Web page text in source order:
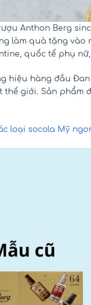
Anthon Berg
làm quà tặng vào
quốc tế phụ
hiệu hàng đầu
thế giới. Sản phẩm
loại socola Mỹ